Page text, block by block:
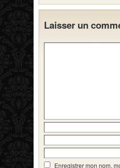
Laisser un
Enregistrer mon nom,